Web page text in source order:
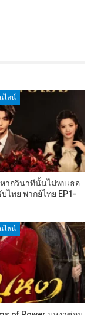
ไลน์
ากวินาทีนั้นไม่พบเธอ
ไทย พากย์ไทย EP1-
ไลน์